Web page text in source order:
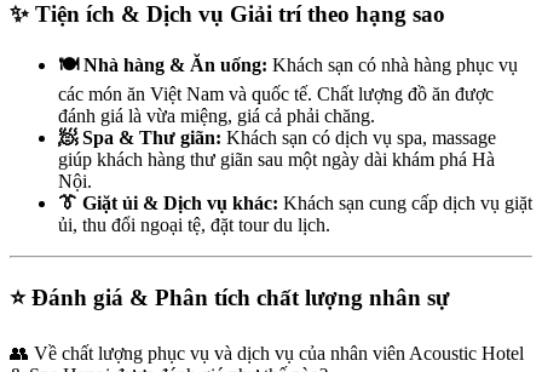
✨ Tiện ích & Dịch vụ Giải trí theo hạng sao
🍽️ Nhà hàng & Ăn uống: Khách sạn có nhà hàng phục vụ
các món ăn Việt Nam và quốc tế. Chất lượng đồ ăn được
đánh giá là vừa miệng, giá cả phải chăng.
🧖 Spa & Thư giãn: Khách sạn có dịch vụ spa, massage
giúp khách hàng thư giãn sau một ngày dài khám phá Hà
Nội.
👔 Giặt ủi & Dịch vụ khác: Khách sạn cung cấp dịch vụ giặt
ủi, thu đổi ngoại tệ, đặt tour du lịch.
⭐ Đánh giá & Phân tích chất lượng nhân sự
👥 Về chất lượng phục vụ và dịch vụ của nhân viên Acoustic Hotel